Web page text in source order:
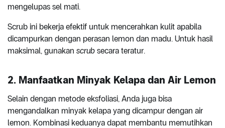
mengelupas sel mati.
Scrub ini bekerja efektif untuk mencerahkan kulit apabila
dicampurkan dengan perasan lemon dan madu. Untuk hasil
maksimal, gunakan scrub secara teratur.
2. Manfaatkan Minyak Kelapa dan Air Lemon
Selain dengan metode eksfoliasi, Anda juga bisa
mengandalkan minyak kelapa yang dicampur dengan air
lemon. Kombinasi keduanya dapat membantu memutihkan